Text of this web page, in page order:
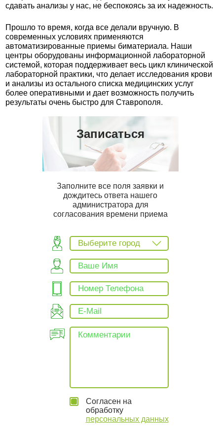
сдавать анализы у нас, не беспокоясь за их надежность.
Прошло то время, когда все делали вручную. В
современных условиях применяются
автоматизированные приемы биматериала. Наши
центры оборудованы информационной лабораторной
системой, которая поддерживает весь цикл клинической
лабораторной практики, что делает исследования крови
и анализы из остального списка медицинских услуг
более оперативными и дает возможность получить
результаты очень быстро для Ставрополя.
Записаться
Заполните все поля заявки и
дождитесь ответа нашего
администратора для
согласования времени приема
Выберите город
Согласен на
обработку
персональных данных